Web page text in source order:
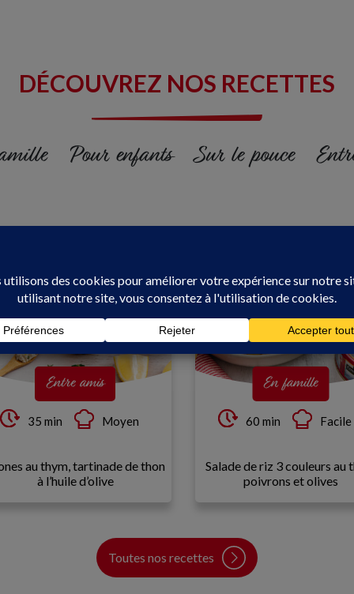
DÉCOUVREZ NOS RECETTES
Pour enfants Sur le pouce
Entre amis
35 min Moyen
au thym, tartinade de thon
à l’huile d’olive
En famille
60 min Facile
Salade de riz 3 couleurs au
poivrons et olives
Toutes nos recettes